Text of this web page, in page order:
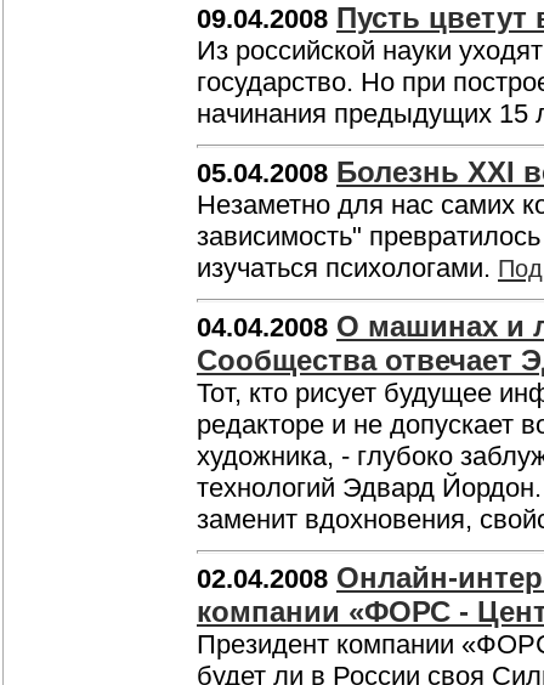
09.04.2008 Пусть цветут
Из российской науки
государство. Но при
начинания предыдущих 15
05.04.2008 Болезнь XXI
Незаметно для нас самих
зависимость"
изучаться психологами.
04.04.2008 О машинах и
Сообщества отвечает
Тот, кто рисует будущее
редакторе и не допускает
художника, - глубоко
технологий Эдвард
заменит вдохновения,
02.04.2008 Онлайн-
компании «ФОРС -
Президент компании
будет ли в России своя